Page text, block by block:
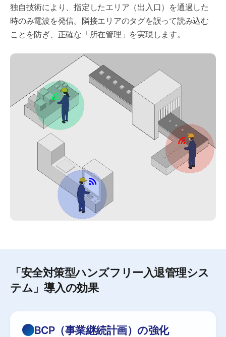
独自技術により、指定したエリア（出入口）を通過した
時のみ電波を発信。隣接エリアのタグを誤って読み込む
ことを防ぎ、正確な「所在管理」を実現します。
「安全対策型ハンズフリー入退管理シス
テム」導入の効果
BCP（事業継続計画）の強化